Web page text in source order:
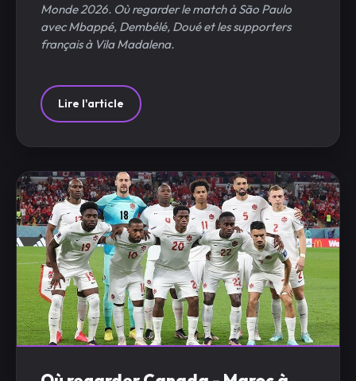
Monde 2026. Où regarder le match à São Paulo
avec Mbappé, Dembélé, Doué et les supporters
français à Vila Madalena.
Lire l'article